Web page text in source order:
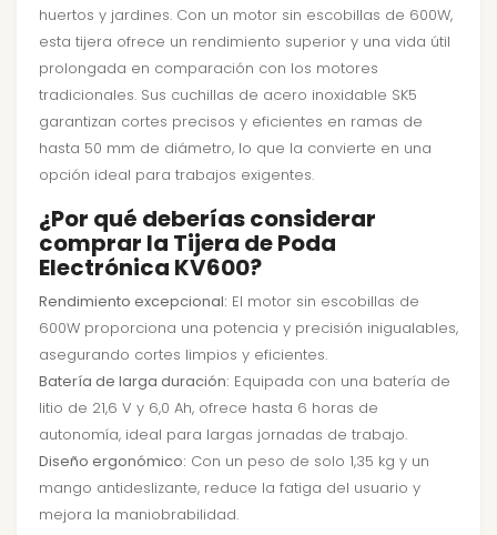
huertos y jardines. Con un motor sin escobillas de 600W,
esta tijera ofrece un rendimiento superior y una vida útil
prolongada en comparación con los motores
tradicionales. Sus cuchillas de acero inoxidable SK5
garantizan cortes precisos y eficientes en ramas de
hasta 50 mm de diámetro, lo que la convierte en una
opción ideal para trabajos exigentes.
¿Por qué deberías considerar
comprar la Tijera de Poda
Electrónica KV600?
Rendimiento excepcional: El motor sin escobillas de
600W proporciona una potencia y precisión inigualables,
asegurando cortes limpios y eficientes.
Batería de larga duración: Equipada con una batería de
litio de 21,6 V y 6,0 Ah, ofrece hasta 6 horas de
autonomía, ideal para largas jornadas de trabajo.
Diseño ergonómico: Con un peso de solo 1,35 kg y un
mango antideslizante, reduce la fatiga del usuario y
mejora la maniobrabilidad.